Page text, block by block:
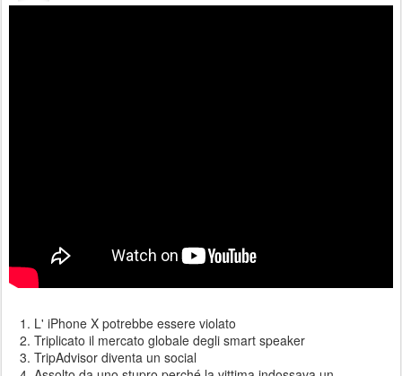
L' iPhone X potrebbe essere violato
Triplicato il mercato globale degli smart speaker
TripAdvisor diventa un social